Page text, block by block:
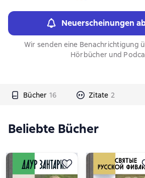
Neuerscheinungen
Wir senden eine Benachrichtigung
Hörbücher und
Bücher 16 Zitate 2
Beliebte Bücher